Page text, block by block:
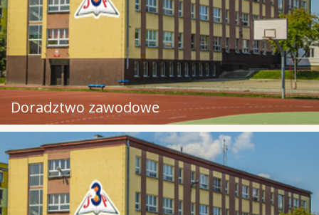
Doradztwo zawodowe